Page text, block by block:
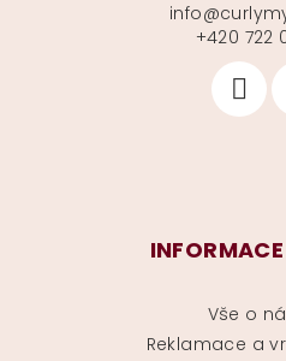
info@
+420 722
Vše o
Reklamace a